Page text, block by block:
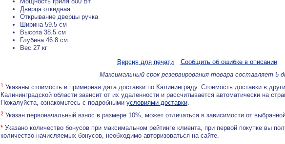
Дверца откидная
Открывание дверцы ручка
Ширина 59.5 см
Высота 38.5 см
Глубина 46.8 см
Вес 27 кг
Версия для печати
Сообщить об ошибке в описании
Максимальный срок резервирования товара составляет 5
1 Указаны стоимость и примерная дата доставки по Калининграду. Стоимость доставки в
Калининградской области зависит от их удаленности и рассчитывается автоматически на
Пожалуйста, ознакомьтесь с подробными условиями доставки.
2 Указан первоначальный взнос в размере 10%, может отличаться в зависимости от
* Указано количество бонусов при максимальном рейтинге клиента, при первой покупке вы
количество начисляемых бонусов, необходимо авторизоваться на сайте.